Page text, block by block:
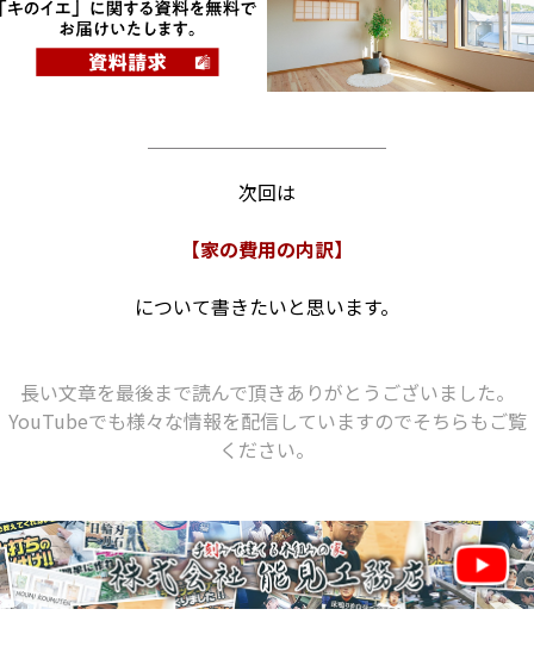
次回は
【家の費用の内訳】
について書きたいと思います。
長い文章を最後まで読んで頂きありがとうございました。
YouTubeでも様々な情報を配信していますのでそちらもご覧
ください。